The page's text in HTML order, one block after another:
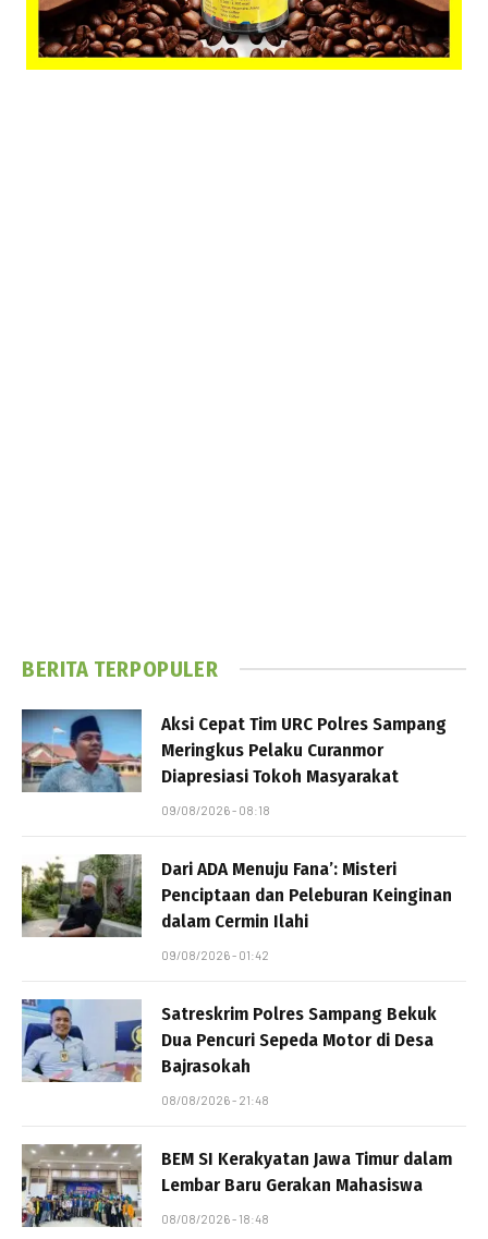
BERITA TERPOPULER
Aksi Cepat Tim URC Polres Sampang
Meringkus Pelaku Curanmor
Diapresiasi Tokoh Masyarakat
09/08/2026 - 08:18
Dari ADA Menuju Fana’: Misteri
Penciptaan dan Peleburan Keinginan
dalam Cermin Ilahi
09/08/2026 - 01:42
Satreskrim Polres Sampang Bekuk
Dua Pencuri Sepeda Motor di Desa
Bajrasokah
08/08/2026 - 21:48
BEM SI Kerakyatan Jawa Timur dalam
Lembar Baru Gerakan Mahasiswa
08/08/2026 - 18:48